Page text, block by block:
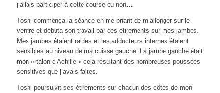
j’allais participer à cette course ou non…
Toshi commença la séance en me priant de m’allonger sur le
ventre et débuta son travail par des étirements sur mes jambes.
Mes jambes étaient raides et les adducteurs internes étaient
sensibles au niveau de ma cuisse gauche. La jambe gauche était
mon « talon d’Achille » cela résultant des nombreuses poussées
sensitives que j’avais faites.
Toshi poursuivit ses étirements sur chacun des côtés de mon